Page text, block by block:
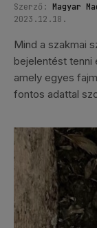
Szerző: Magyar
2023.12.18.
Mind a szakmai
bejelentést tenni
amely egyes
fontos adattal